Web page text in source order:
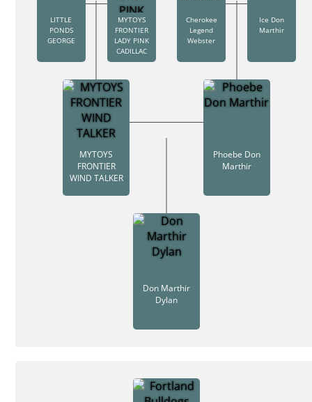
Don Marthir
Dylan
MYTOYS
FRONTIER
WIND TALKER
Phoebe Don
Marthir
LITTLE
PONDS
GEORGE
MYTOYS
FRONTIER
LADY PINK
CADILLAC
Cherokee
Legend
Webster
Ice Don
Marthir